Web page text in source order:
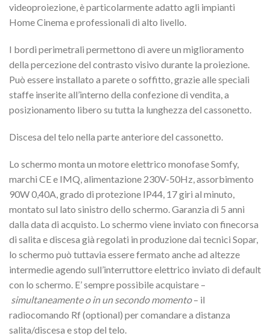
videoproiezione, è particolarmente adatto agli impianti
Home Cinema e professionali di alto livello.
I bordi perimetrali permettono di avere un miglioramento
della percezione del contrasto visivo durante la proiezione.
Può essere installato a parete o soffitto, grazie alle speciali
staffe inserite all’interno della confezione di vendita, a
posizionamento libero su tutta la lunghezza del cassonetto.
Discesa del telo nella parte anteriore del cassonetto.
Lo schermo monta un motore elettrico monofase Somfy,
marchi CE e IMQ, alimentazione 230V-50Hz, assorbimento
90W 0,40A, grado di protezione IP44, 17 giri al minuto,
montato sul lato sinistro dello schermo. Garanzia di 5 anni
dalla data di acquisto. Lo schermo viene inviato con finecorsa
di salita e discesa già regolati in produzione dai tecnici Sopar,
lo schermo può tuttavia essere fermato anche ad altezze
intermedie agendo sull’interruttore elettrico inviato di default
con lo schermo. E’ sempre possibile acquistare –
simultaneamente o in un secondo momento– il
radiocomando Rf (optional) per comandare a distanza
salita/discesa e stop del telo.